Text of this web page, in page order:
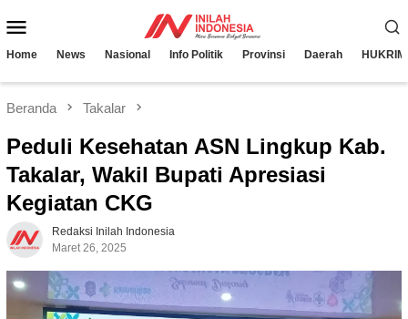
ke
Mobile
Home News Nasional Info Politik Provinsi Daerah HUKRIM
Beranda Takalar
Peduli Kesehatan ASN Lingkup Kab.
Takalar, Wakil Bupati Apresiasi
Kegiatan CKG
Redaksi Inilah Indonesia
Maret 26, 2025